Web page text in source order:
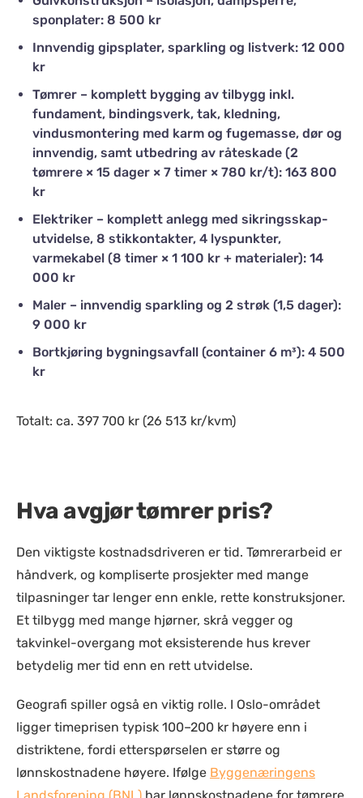
sponplater: 8 500 kr
Innvendig gipsplater, sparkling og listverk: 12 000
kr
Tømrer – komplett bygging av tilbygg inkl.
fundament, bindingsverk, tak, kledning,
vindusmontering med karm og fugemasse, dør og
innvendig, samt utbedring av råteskade (2
tømrere × 15 dager × 7 timer × 780 kr/t): 163 800
kr
Elektriker – komplett anlegg med sikringsskap-
utvidelse, 8 stikkontakter, 4 lyspunkter,
varmekabel (8 timer × 1 100 kr + materialer): 14
000 kr
Maler – innvendig sparkling og 2 strøk (1,5 dager):
9 000 kr
Bortkjøring bygningsavfall (container 6 m³): 4 500
kr
Totalt: ca. 397 700 kr (26 513 kr/kvm)
Hva avgjør tømrer pris?
Den viktigste kostnadsdriveren er tid. Tømrerarbeid er
håndverk, og kompliserte prosjekter med mange
tilpasninger tar lenger enn enkle, rette konstruksjoner.
Et tilbygg med mange hjørner, skrå vegger og
takvinkel-overgang mot eksisterende hus krever
betydelig mer tid enn en rett utvidelse.
Geografi spiller også en viktig rolle. I Oslo-området
ligger timeprisen typisk 100–200 kr høyere enn i
distriktene, fordi etterspørselen er større og
lønnskostnadene høyere. Ifølge Byggenæringens